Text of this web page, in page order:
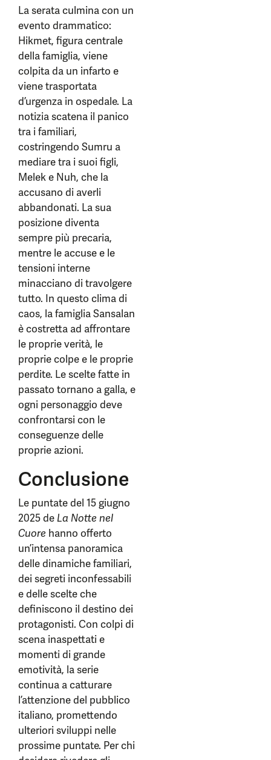
La serata culmina con un
evento drammatico:
Hikmet, figura centrale
della famiglia, viene
colpita da un infarto e
viene trasportata
d’urgenza in ospedale. La
notizia scatena il panico
tra i familiari,
costringendo Sumru a
mediare tra i suoi figli,
Melek e Nuh, che la
accusano di averli
abbandonati. La sua
posizione diventa
sempre più precaria,
mentre le accuse e le
tensioni interne
minacciano di travolgere
tutto. In questo clima di
caos, la famiglia Sansalan
è costretta ad affrontare
le proprie verità, le
proprie colpe e le proprie
perdite. Le scelte fatte in
passato tornano a galla, e
ogni personaggio deve
confrontarsi con le
conseguenze delle
proprie azioni.
Conclusione
Le puntate del 15 giugno
2025 de La Notte nel
Cuore hanno offerto
un’intensa panoramica
delle dinamiche familiari,
dei segreti inconfessabili
e delle scelte che
definiscono il destino dei
protagonisti. Con colpi di
scena inaspettati e
momenti di grande
emotività, la serie
continua a catturare
l’attenzione del pubblico
italiano, promettendo
ulteriori sviluppi nelle
prossime puntate. Per chi